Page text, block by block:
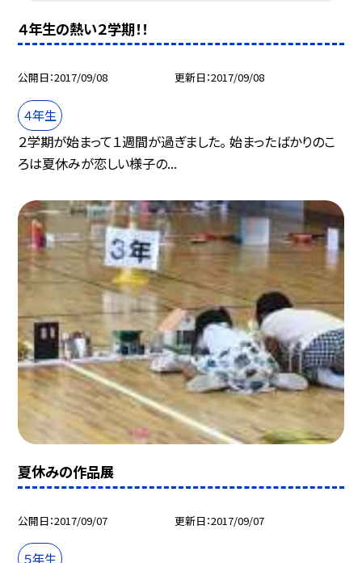
４年生の熱い２学期！！
公開日 2017/09/08 更新日 2017/09/08
４年生
２学期が始まって１週間が過ぎました。 始まったばかりのこ
ろは夏休みが恋しい様子の...
夏休みの作品展
公開日 2017/09/07 更新日 2017/09/07
５年生